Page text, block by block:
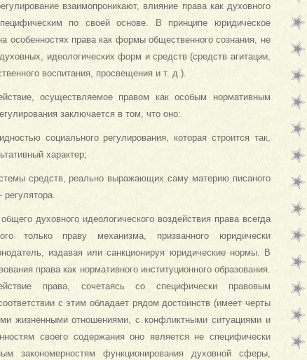
взаимопроникают, влияние права как духовного
по своей основе. В принципе юридическое
особенностях права как формы общественного сознания, не
идеологических форм и средств (средств агитации,
воспитания, просвещения и т. д.).
осуществляемое правом как особым нормативным
заключается в том, что оно:
социального регулирования, которая строится так,
характер;
средств, реально выражающих саму материю писаного
регулятора.
духовного идеологического воздействия права всегда
только праву механизма, призванного юридически
издавая или санкционируя юридические нормы. В
права как нормативного институционного образования.
права, сочетаясь со специфически правовым
с этим обладает рядом достоинств (имеет черты
жизненными отношениями, с конфликтными ситуациями и
своего содержания оно является не специфически
функционирования духовной сферы,